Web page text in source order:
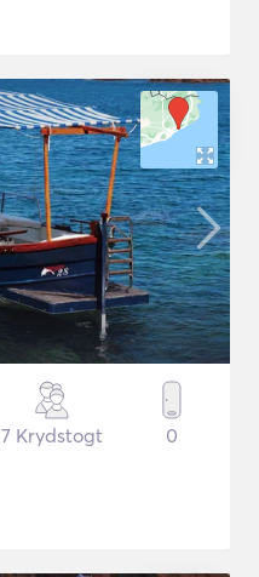
7 Krydstogt 0